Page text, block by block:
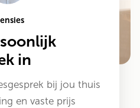
in
bij jou thuis
en vaste prijs